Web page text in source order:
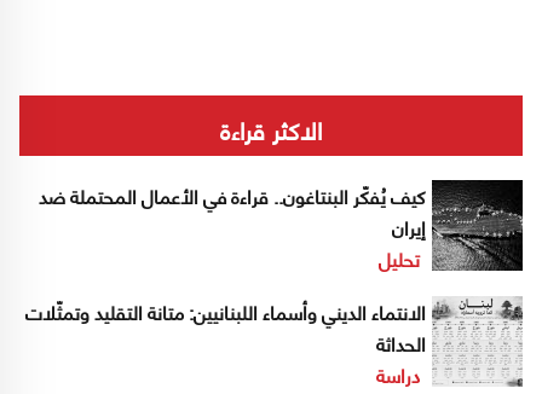
الاكثر قراءة
كيف يُفكّر البنتاغون.. قراءة في الأعمال المحتملة ضد
إيران
تحليل
الانتماء الديني وأسماء اللبنانيين: متانة التقليد وتمثّلات
الحداثة
دراسة